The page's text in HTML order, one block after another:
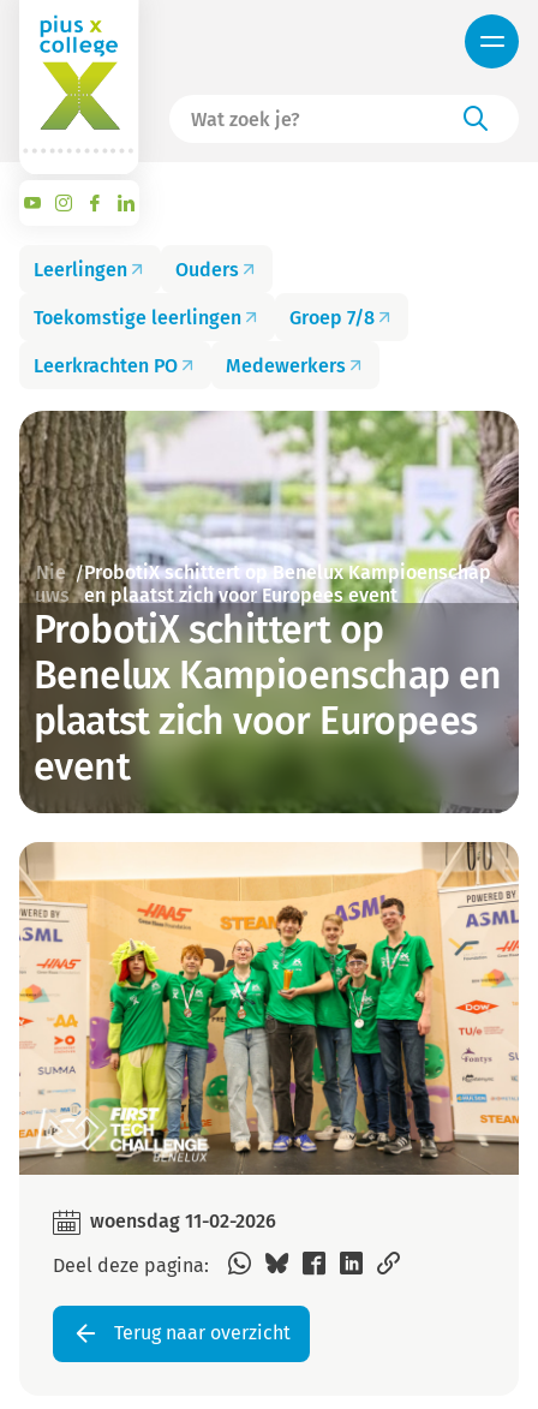
Leerlingen Ouders
Toekomstige leerlingen Groep 7/8
Leerkrachten PO Medewerkers
Nie
uws
/ProbotiX schittert op Benelux Kampioenschap
en plaatst zich voor Europees event
ProbotiX schittert op
Benelux Kampioenschap en
plaatst zich voor Europees
event
woensdag 11-02-2026
Deel deze pagina:
Terug naar overzicht